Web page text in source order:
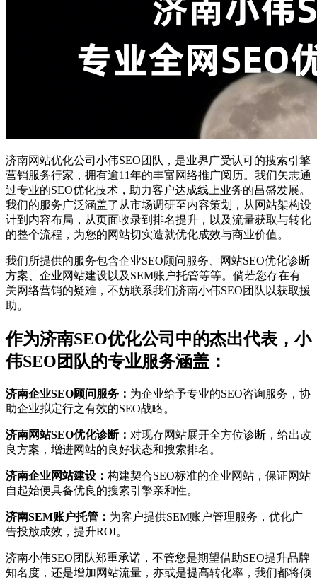
济南网站优化公司小伟SEO团队，是业界广受认可的搜索引擎
营销服务行家，拥有逾11年的丰富网络推广阅历。我们矢志通
过专业的SEO优化技术，助力客户达成线上业务的昌盛发展。
我们的服务广泛涵盖了从市场调研至内容策划，从网站架构设
计到内容布局，从页面收录到排名提升，以及流量获取与转化
的整个流程，为您的网站切实造就优化成效与商业价值。
我们所提供的服务包含企业SEO顾问服务、网站SEO优化诊断
方案、企业网站建设以及SEM账户托管等等。倘若您存在有
关网络营销的疑难，不妨联系我们济南小伟SEO团队以获取援
助。
作为济南SEO优化公司中的杰出代表，小
伟SEO团队的专业服务涵盖：
济南企业SEO顾问服务： 为企业给予专业的SEO咨询服务，协
助企业拟定行之有效的SEO战略。
济南网站SEO优化诊断： 对现存网站展开全方位诊断，给出改
良方案，增进网站的良好状态和搜索排名。
济南企业网站建设： 构建契合SEO标准的企业网站，保证网站
自起始便具备优良的搜索引擎亲和性。
济南SEM账户托管： 为客户提供SEM账户管理服务，优化广
告投放成效，提升ROI。
济南小伟SEO团队郑重承诺，不管您是期望借助SEO提升品牌
知名度，还是增加网站流量，亦或是提高转化率，我们都将倾